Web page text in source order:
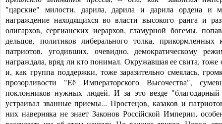
"царские" милости, дарила, дарила и дарила ордена и
награждение находящихся во власти высокого ранга и
олигархов, сергианских иерархов, гламурной богемы,
дельцов, политиков либерального толка, прикормленных
патриотов, угодивших, очевидно, демократическому
награждала, вряд ли кто понимал. Окружавшая ее свита, тоже
и, как группа поддержки, тоже заразительно смеялась,
прозорливости "Её Императорского Высочества",
поклонников нужных людей. И за это везде
устраивал званные приемы... Простецов, казаков и
них наверняка не знает Законов Россiйской Империи,